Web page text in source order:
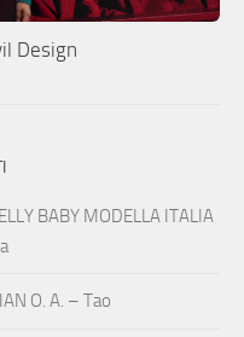
Design
BABY MODELLA ITALIA
O. A. – Tao